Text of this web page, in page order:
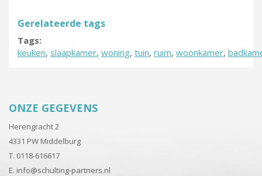
Gerelateerde tags
Tags:
keuken, slaapkamer, woning, tuin, ruim, woonkamer,
ONZE GEGEVENS
Herengracht 2
4331 PW Middelburg
T. 0118-616617
E. info@schulting-partners.nl